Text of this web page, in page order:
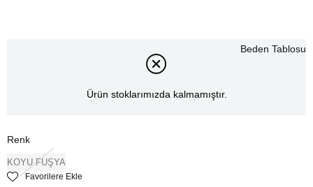
Ürün stoklarımızda kalmamıştır.
Beden Tablosu
Renk
KOYU FUŞYA
Favorilere Ekle